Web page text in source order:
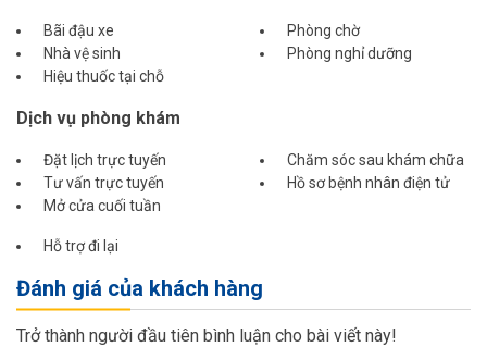
Bãi đậu xe
Nhà vệ sinh
Hiệu thuốc tại chỗ
Phòng chờ
Phòng nghỉ dưỡng
Dịch vụ phòng khám
Đặt lịch trực tuyến
Tư vấn trực tuyến
Mở cửa cuối tuần
Chăm sóc sau khám chữa
Hồ sơ bệnh nhân điện tử
Hỗ trợ đi lại
Đánh giá của khách hàng
Trở thành người đầu tiên bình luận cho bài viết này!